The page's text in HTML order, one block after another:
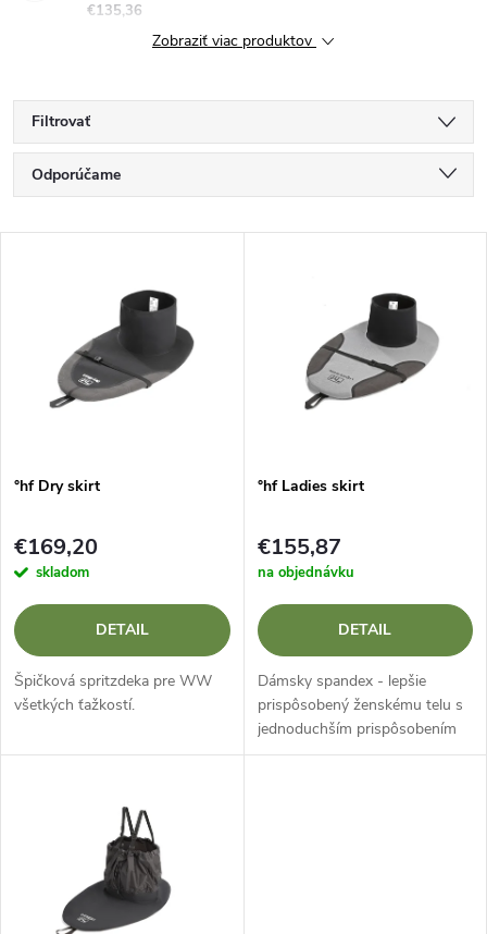
€135,36
Zobraziť viac produktov
Filtrovať
R
a
e
p
r
o
d
Odporúčame
Najpredávanejšie
Abecedne
s
p
r
o
d
u
°hf Dry skirt
€169,20
skladom
DETAIL
Špičková spritzdeka pre WW
všetkých ťažkostí.
°hf Ladies skirt
€155,87
na objednávku
DETAIL
Dámsky spandex - lepšie
prispôsobený ženskému telu s
jednoduchším prispôsobením